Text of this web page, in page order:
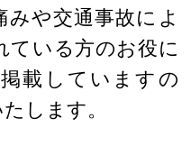
や交通事故によ
ている方のお役に
載していますの
します。